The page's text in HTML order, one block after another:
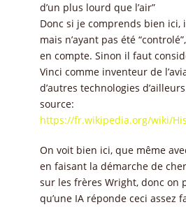
d’un plus lourd que l’air”
Donc si je comprends bien
mais n’ayant pas été
en compte. Sinon il faut
Vinci comme inventeur de
d’autres technologies
source:
https://fr.wikipedia.org/wiki/
On voit bien ici, que même
en faisant la démarche de
sur les frères Wright, donc on
qu’une IA réponde ceci assez